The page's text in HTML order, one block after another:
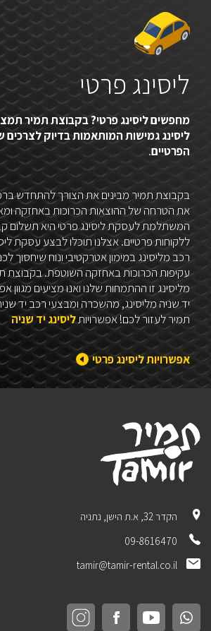
ליסינג פרטי
מחפשים ליסינג פרטי? בקבוצת תמיר
ליסינג גמישות המותאמות בדיוק
הפרטיים.
בקבוצת תמיר מבינים את הצורך להתחדש
את הטרחה של ההוצאות הכרוכות באחזקה
המשתלמת לעסקת ליסינג פרטי היא תשלום
ללקוחות פרטיים. אצלנו תוכלו לבצע עסקת
רכב מליסינג במימון אטרקטיבי ונוח שיחסוך
עקיפות הכרוכות באחזקה השוטפת. בקבוצת
מליסינג זו ההתמחות שלנו ואנו מציעים מגוון
יד שניה מליסינג, מהשכרה ומבצעי רכב יד
תמיר לעזור לכם! אפשרויותליסינג יד שניה
אפשרויות ליסינג פרטי
הקדר 32, א.ת הישן, נתניה
tamir@tamir-rental.co.il